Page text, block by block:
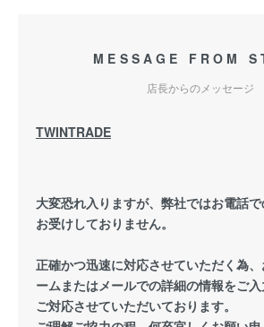
MESSAGE FROM
店長からのメッセージ
TWINTRADE
大変恐れ入りますが、弊社ではお電話
お受けしておりません。
正確かつ迅速に対応させていただく為
ームまたはメールでの詳細の情報をご
ご対応させていただいております。